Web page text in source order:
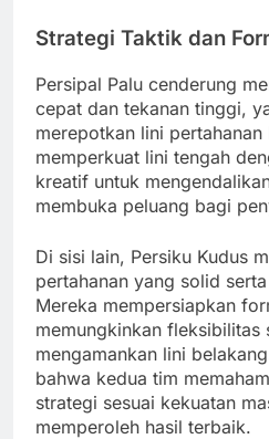
Strategi Taktik dan
Persipal Palu cenderung
cepat dan tekanan tinggi,
merepotkan lini pertahanan
memperkuat lini tengah
kreatif untuk
membuka peluang bagi
Di sisi lain, Persiku Kudus
pertahanan yang solid
Mereka mempersiapkan
memungkinkan fleksibilitas
mengamankan lini
bahwa kedua tim
strategi sesuai kekuatan
memperoleh hasil terbaik.